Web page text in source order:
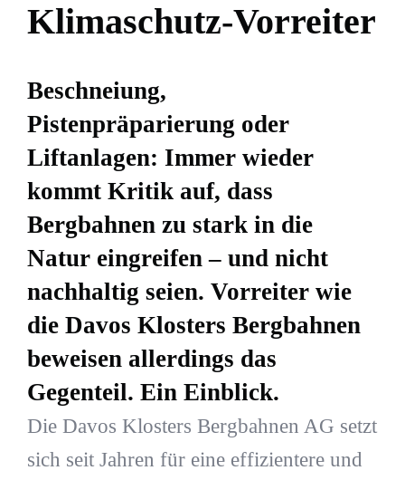
Klimaschutz-Vorreiter
Beschneiung,
Pistenpräparierung oder
Liftanlagen: Immer wieder
kommt Kritik auf, dass
Bergbahnen zu stark in die
Natur eingreifen – und nicht
nachhaltig seien. Vorreiter wie
die Davos Klosters Bergbahnen
beweisen allerdings das
Gegenteil. Ein Einblick.
Die Davos Klosters Bergbahnen AG setzt
sich seit Jahren für eine effizientere und